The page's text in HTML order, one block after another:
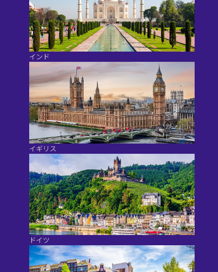
インド
イギリス
ドイツ